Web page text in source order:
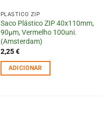
PLÁSTICO ZIP
Saco Plástico ZIP 40x110mm,
90µm, Vermelho 100uni.
(Amsterdam)
2,25€
ADICIONAR